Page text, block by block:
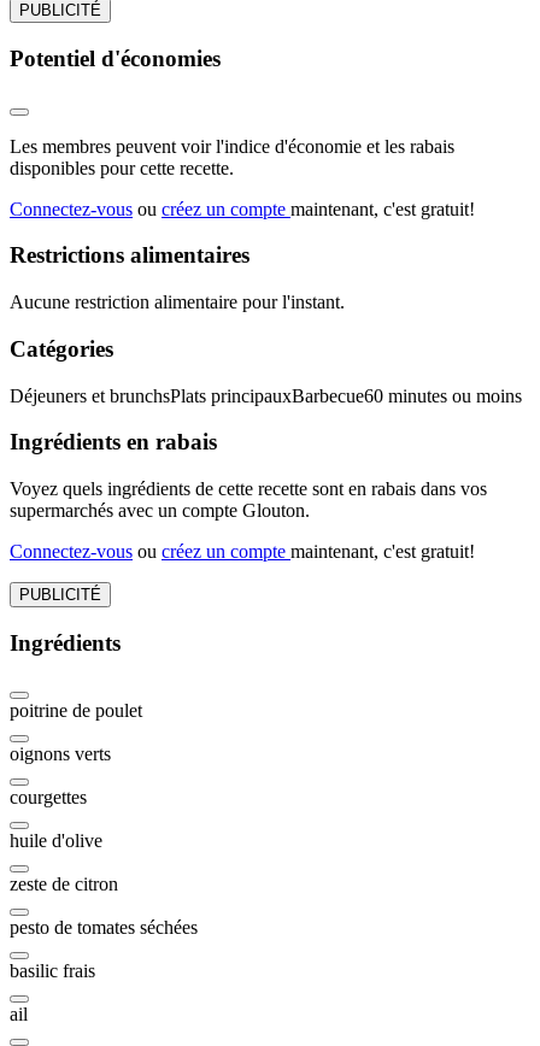
PUBLICITÉ
Potentiel d'économies
Les membres peuvent voir l'indice d'économie et les rabais
disponibles pour cette recette.
Connectez-vous ou créez un compte maintenant, c'est gratuit!
Restrictions alimentaires
Aucune restriction alimentaire pour l'instant.
Catégories
Déjeuners et brunchsPlats principauxBarbecue60 minutes ou moins
Ingrédients en rabais
Voyez quels ingrédients de cette recette sont en rabais dans vos
supermarchés avec un compte Glouton.
Connectez-vous ou créez un compte maintenant, c'est gratuit!
PUBLICITÉ
Ingrédients
poitrine de poulet
oignons verts
courgettes
huile d'olive
zeste de citron
pesto de tomates séchées
basilic frais
ail